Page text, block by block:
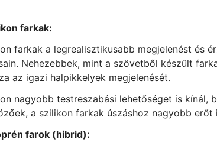
farkak:
farkak a legrealisztikusabb megjelenést és
Nehezebbek, mint a szövetből készült
az igazi halpikkelyek megjelenését.
nagyobb testreszabási lehetőséget is kínál,
a szilikon farkak úszáshoz nagyobb
farok (hibrid):